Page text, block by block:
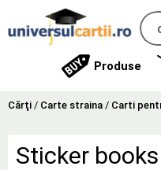
Produse
Cărţi / Carte straina / Carti
Sticker books